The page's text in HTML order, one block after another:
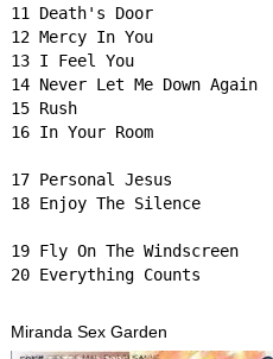
11 Death's Door
12 Mercy In You
13 I Feel You
14 Never Let Me Down Again
15 Rush
16 In Your Room
17 Personal Jesus
18 Enjoy The Silence
19 Fly On The Windscreen
20 Everything Counts
Miranda Sex Garden